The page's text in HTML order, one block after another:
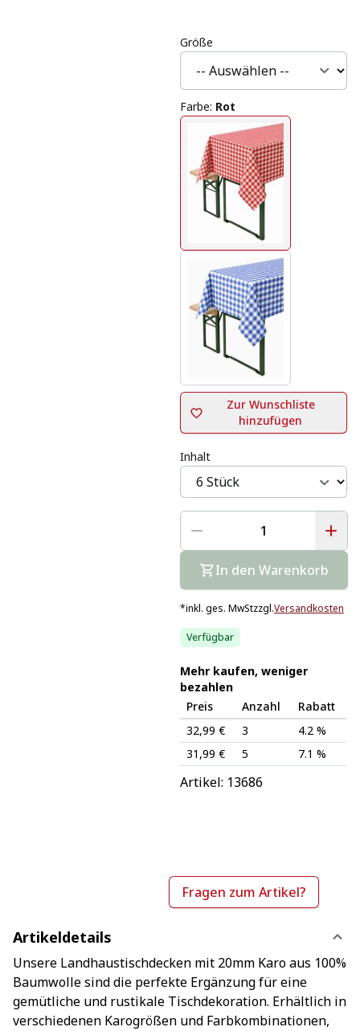
Größe
Farbe: Rot
Zur Wunschliste
hinzufügen
Inhalt
In den Warenkorb
*inkl. ges. MwStzzgl.Versandkosten
Verfügbar
Mehr kaufen, weniger
bezahlen
Preis
Anzahl
Rabatt
32,99 €
3
4.2 %
31,99 €
5 7.1 %
Artikel: 13686
Fragen zum Artikel?
Artikeldetails
Unsere Landhaustischdecken mit 20mm Karo aus 100%
Baumwolle sind die perfekte Ergänzung für eine
gemütliche und rustikale Tischdekoration. Erhältlich in
verschiedenen Karogrößen und Farbkombinationen,